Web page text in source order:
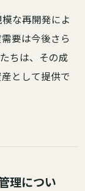
な再開発によ
要は今後さら
ちは、その成
として提供で
理につい